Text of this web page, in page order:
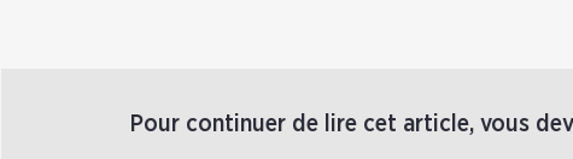
Pour continuer de lire cet article, vous